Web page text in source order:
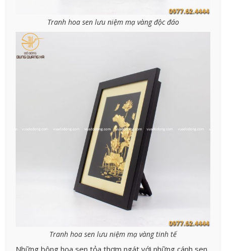
Tranh hoa sen lưu niệm mạ vàng độc đáo
Tranh hoa sen lưu niệm mạ vàng tinh tế